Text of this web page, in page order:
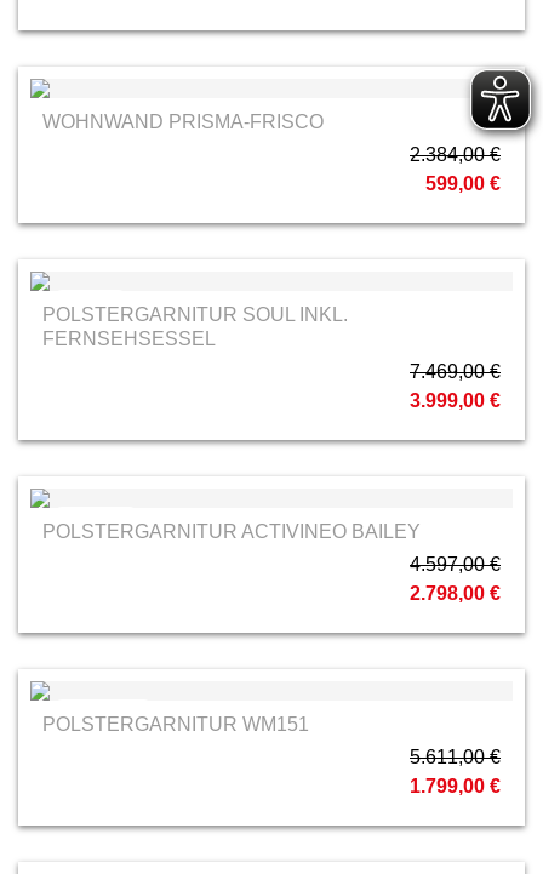
WOHNWAND PRISMA-FRISCO
2.384,00 €
599,00 €
Dietsch
POLSTERGARNITUR SOUL INKL.
FERNSEHSESSEL
7.469,00 €
3.999,00 €
Activineo
POLSTERGARNITUR ACTIVINEO BAILEY
4.597,00 €
2.798,00 €
Planpolster
POLSTERGARNITUR WM151
5.611,00 €
1.799,00 €